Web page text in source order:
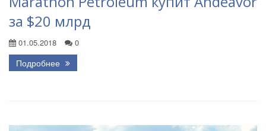
за $20 млрд
01.05.2018 0
Подробнее